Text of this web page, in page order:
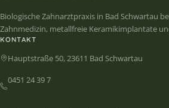
Biologische Zahnarztpraxis in Bad Schwartau
Zahnmedizin, metallfreie Keramikimplantate
KONTAKT
Hauptstraße 50, 23611 Bad Schwartau
0451 24 39 7